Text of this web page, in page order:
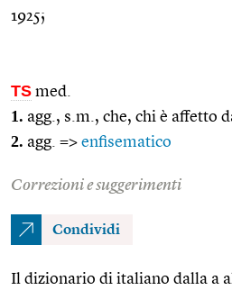
1925;
TS med.
1. agg., s.m., che, chi è affetto
2. agg. => enfisematico
Correzioni e suggerimenti
Condividi
Il dizionario di italiano dalla a